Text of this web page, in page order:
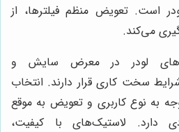
است. تعویض منظم فیلترها، از
می‌کند.
لودر در معرض سایش و
سخت کاری قرار دارند. انتخاب
به نوع کاربری و تعویض به موقع
دارد. لاستیک‌های با کیفیت،